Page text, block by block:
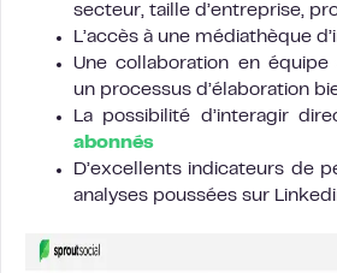
secteur, taille d’entreprise,
L’accès à une médiathèque
Une collaboration en
un processus d’élaboration
La possibilité d’interagir
abonnés
D’excellents indicateurs de
analyses poussées sur